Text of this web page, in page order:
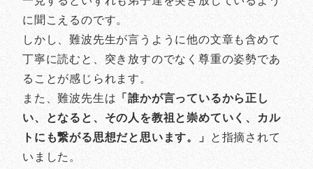
に聞こえるのです。
しかし、難波先生が言うように他の文章も含めて
丁寧に読むと、突き放すのでなく尊重の姿勢であ
ることが感じられます。
また、難波先生は 「誰かが言っているから正し
い、となると、その人を教祖と崇めていく、カル
トにも繋がる思想だと思います。」 と指摘されて
いました。